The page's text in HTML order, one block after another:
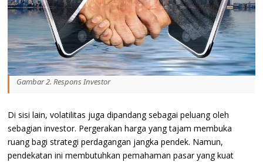
Gambar 2. Respons Investor
Di sisi lain, volatilitas juga dipandang sebagai peluang oleh
sebagian investor. Pergerakan harga yang tajam membuka
ruang bagi strategi perdagangan jangka pendek. Namun,
pendekatan ini membutuhkan pemahaman pasar yang kuat